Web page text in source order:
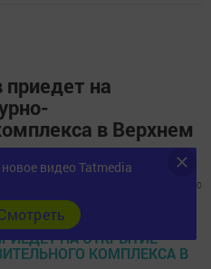
на
в Верхнем
0
видео Tatmedia